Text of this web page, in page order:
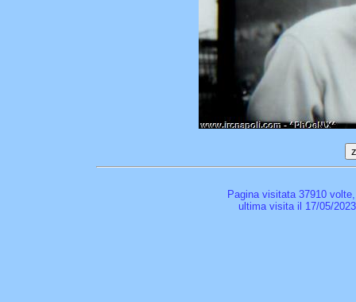
Pagina visitata 37910
ultima visita il 17/05/